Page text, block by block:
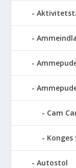
Cam
Autostol